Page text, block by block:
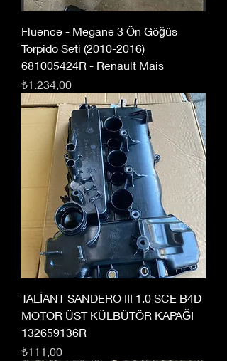
Fluence - Megane 3 Ön Göğüs
Torpido Seti (2010-2016)
681005424R - Renault Mais
Fiyat
₺1.234,00
TALİANT SANDERO III 1.0 SCE B4D
MOTOR ÜST KÜLBÜTÖR KAPAĞI
132659136R
Fiyat
₺111,00